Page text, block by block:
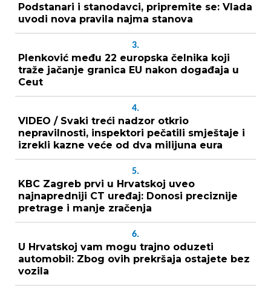
Podstanari i stanodavci, pripremite se: Vlada
uvodi nova pravila najma stanova
3.
Plenković među 22 europska čelnika koji
traže jačanje granica EU nakon događaja u
Ceut
4.
VIDEO / Svaki treći nadzor otkrio
nepravilnosti, inspektori pečatili smještaje i
izrekli kazne veće od dva milijuna eura
5.
KBC Zagreb prvi u Hrvatskoj uveo
najnapredniji CT uređaj: Donosi preciznije
pretrage i manje zračenja
6.
U Hrvatskoj vam mogu trajno oduzeti
automobil: Zbog ovih prekršaja ostajete bez
vozila